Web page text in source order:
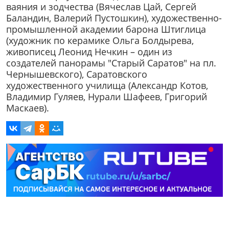
ваяния и зодчества (Вячеслав Цай, Сергей
Баландин, Валерий Пустошкин), художественно-
промышленной академии барона Штиглица
(художник по керамике Ольга Болдырева,
живописец Леонид Нечкин – один из
создателей панорамы "Старый Саратов" на пл.
Чернышевского), Саратовского
художественного училища (Александр Котов,
Владимир Гуляев, Нурали Шафеев, Григорий
Маскаев).